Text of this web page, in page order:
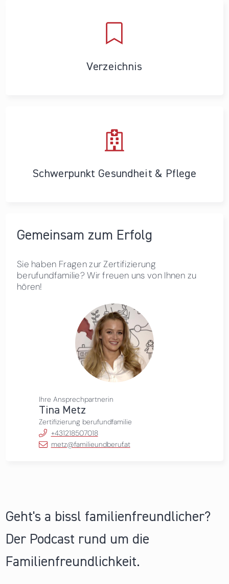
Verzeichnis
Schwerpunkt Gesundheit & Pflege
Gemeinsam zum Erfolg
Sie haben Fragen zur Zertifizierung
berufundfamilie? Wir freuen uns von Ihnen zu
hören!
Ihre Ansprechpartnerin
Tina Metz
Zertifizierung berufundfamilie
+431218507018
metz@familieundberuf.at
Geht's a bissl familienfreundlicher?
Der Podcast rund um die
Familienfreundlichkeit.